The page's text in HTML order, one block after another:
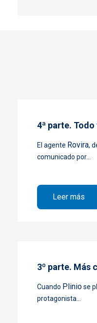
4ª parte.
El agente Rovira,
comunicado por...
Leer más
3º parte. Más
Cuando Pliniose
protagonista...